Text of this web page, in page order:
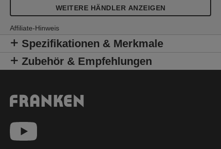
WEITERE HÄNDLER ANZEIGEN
Affiliate-Hinweis
Spezifikationen & Merkmale
Zubehör & Empfehlungen